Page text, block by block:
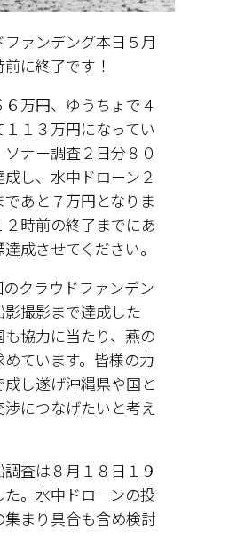
ァンデング本日５月
に終了です！
万円、ゆうちょで４
１１３万円になってい
調査２日分８０
し、水中ドローン２
あと７万円となりま
２時前の終了までにあ
成させてください。
クラウドファンデン
撮影まで達成した
協力に当たり、燕の
ています。皆様の力
し遂げ沖縄県や国と
につなげたいと考え
査は８月１８日１９
。水中ドローンの投
集まり具合も含め検討